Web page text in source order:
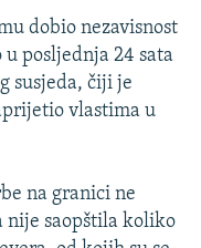
dobio nezavisnost
u posljednja 24 sata
susjeda, čiji je
vlastima u
na granici ne
nije saopštila koliko